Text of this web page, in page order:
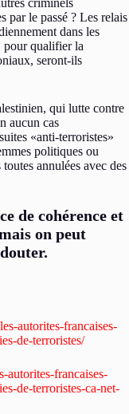
criminels
par le passé ? Les relais
dans les
pour qualifier la
seront-ils
qui lutte contre
aucun cas
«anti-terroristes»
politiques ou
annulées avec des
de cohérence et
on peut
autorites-francaises-
de-terroristes/
autorites-francaises-
de-terroristes-ca-net-